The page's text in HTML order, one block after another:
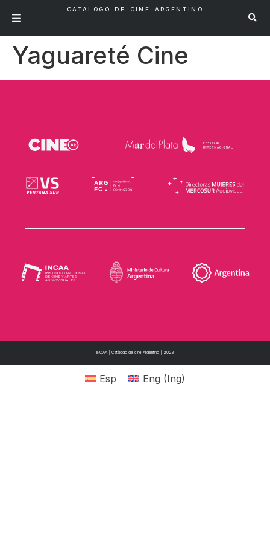
CATÁLOGO DE CINE ARGENTINO
Yaguareté Cine
INCAA | Catálogo de cine Argentino | 2023
Esp Eng (Ing)